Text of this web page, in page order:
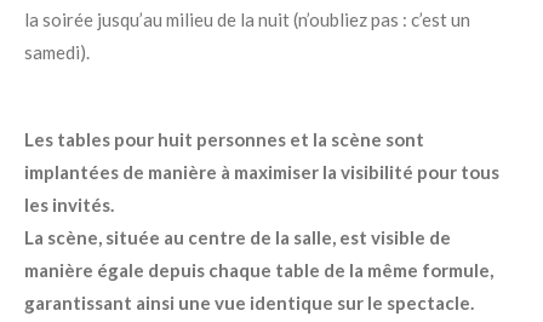
la soirée jusqu’au milieu de la nuit (n’oubliez pas : c’est un
samedi).
Les tables pour huit personnes et la scène sont
implantées de manière à maximiser la visibilité pour tous
les invités.
La scène, située au centre de la salle, est visible de
manière égale depuis chaque table de la même formule,
garantissant ainsi une vue identique sur le spectacle.